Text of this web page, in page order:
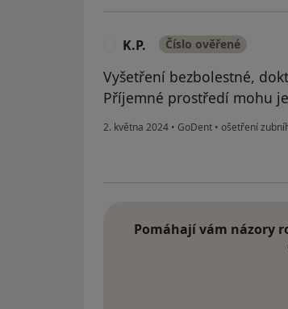
K.P. Číslo ověřené
Vyšetření bezbolestné,
Příjemné prostředí mohu
2. května 2024 • GoDent • ošetření
Pomáhají vám názory